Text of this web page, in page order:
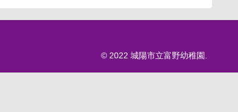
© 2022 城陽市立富野幼稚園.